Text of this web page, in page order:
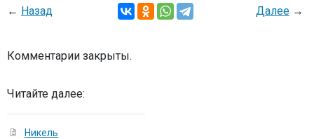
← Назад Далее →
Комментарии закрыты.
Читайте далее:
Никель